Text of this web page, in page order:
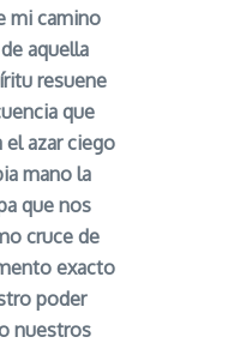
mi camino
aquella
resuene
que
azar ciego
mano la
que nos
cruce de
exacto
poder
nuestros